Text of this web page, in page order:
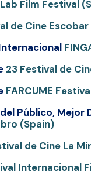
Film Festival
de Cine
23 Festival de
FARCUME
Público, Mejor
(Spain)
de Cine La
Internacional